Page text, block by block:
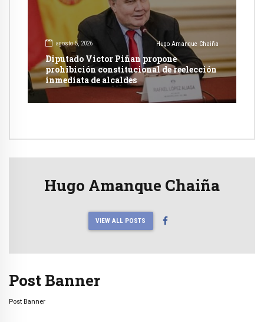
agosto 5, 2026 Hugo Amanque Chaiña
Diputado Victor Piñan propone
prohibición constitucional de reelección
inmediata de alcaldes
Hugo Amanque Chaiña
VIEW ALL POSTS
Post Banner
Post Banner